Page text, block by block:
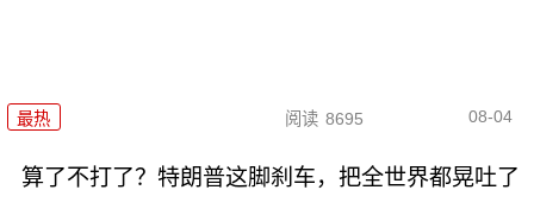
最热 阅读 8695 08-04
算了不打了？特朗普这脚刹车，把全世界都晃吐了